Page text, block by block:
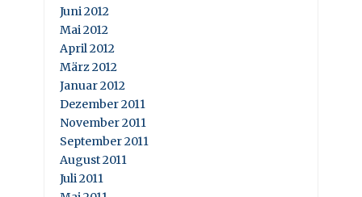
Juni 2012
Mai 2012
April 2012
März 2012
Januar 2012
Dezember 2011
November 2011
September 2011
August 2011
Juli 2011